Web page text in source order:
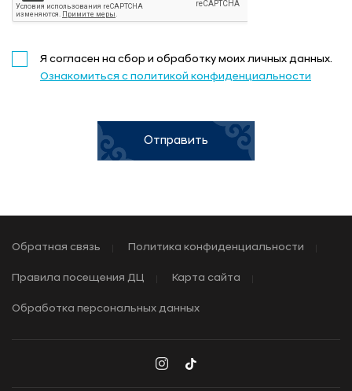
Я согласен на сбор и обработку моих личных данных.
Ознакомиться с политикой конфиденциальности
Отправить
Обратная связь Политика конфиденциальности
Правила посещения ДЦ Карта сайта
Обработка персональных данных
Согласие на сбор и обработку данных
Предложение не является публичной офертой